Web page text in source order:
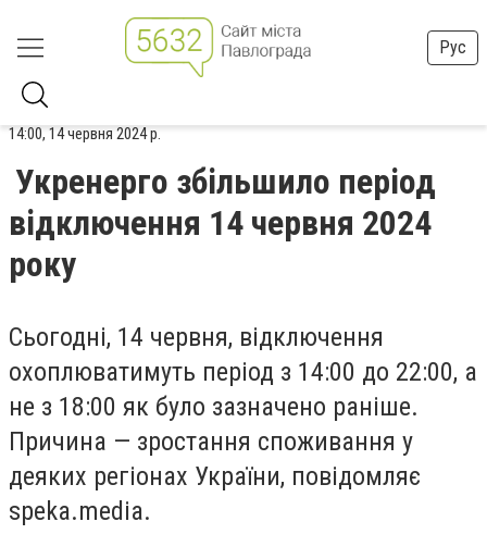
Рус
14:00, 14 червня 2024 р.
Укренерго збільшило період
відключення 14 червня 2024
року
Сьогодні, 14 червня, відключення
охоплюватимуть період з 14:00 до 22:00, а
не з 18:00 як було зазначено раніше.
Причина — зростання споживання у
деяких регіонах України, повідомляє
speka.media.